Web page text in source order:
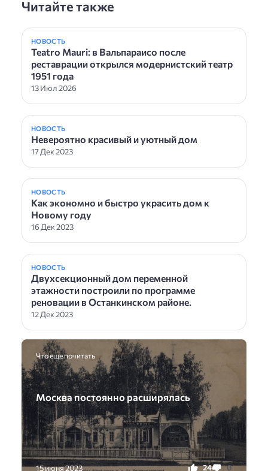
Читайте также
НОВОСТЬ
Teatro Mauri: в Вальпараисо после
реставрации открылся модернистский театр
1951 года
13 Июл 2026
НОВОСТЬ
Невероятно красивый и уютный дом
17 Дек 2023
НОВОСТЬ
Как экономно и быстро украсить дом к
Новому году
16 Дек 2023
НОВОСТЬ
Двухсекционный дом переменной
этажности построили по программе
реновации в Останкинском районе.
12 Дек 2023
Что еще почитать
Москва постоянно расширялась
15 июня 2023 24 0